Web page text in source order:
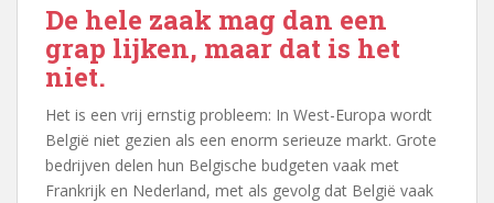
De hele zaak mag dan een
grap lijken, maar dat is het
niet.
Het is een vrij ernstig probleem: In West-Europa wordt
België niet gezien als een enorm serieuze markt. Grote
bedrijven delen hun Belgische budgeten vaak met
Frankrijk en Nederland, met als gevolg dat België vaak